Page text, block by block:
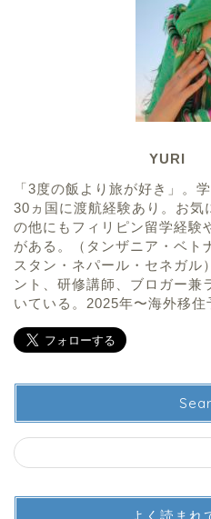
YURI
「3度の飯より旅が好き」。
30ヵ国に渡航経験あり。お気
の他にもフィリピン留学経験
がある。（タンザニア・ベト
スタン・ネパール・セネガル
ント、研修講師、ブロガー兼
いている。2025年〜海外移住